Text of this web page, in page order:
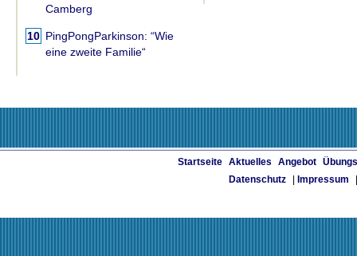
Camberg
10 PingPongParkinson: “Wie
eine zweite Familie“
Startseite Aktuelles Angebot
Datenschutz
Impressum